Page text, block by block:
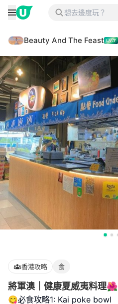
Beauty And The Feast
香港攻略 食
將軍澳｜健康夏威夷料理🌺
😋必食攻略1: Kai poke bowl